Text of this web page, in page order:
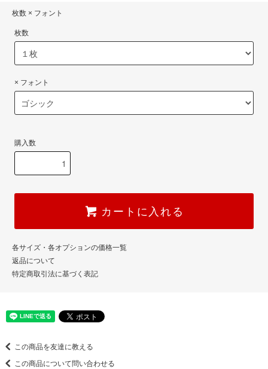
枚数 × フォント
枚数
× フォント
購入数
カートに入れる
各サイズ・各オプションの価格一覧
返品について
特定商取引法に基づく表記
この商品を友達に教える
この商品について問い合わせる